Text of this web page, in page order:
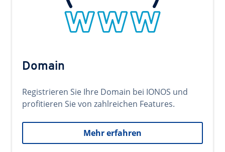
Domain
Registrieren Sie Ihre Domain bei IONOS und
profitieren Sie von zahlreichen Features.
Mehr erfahren